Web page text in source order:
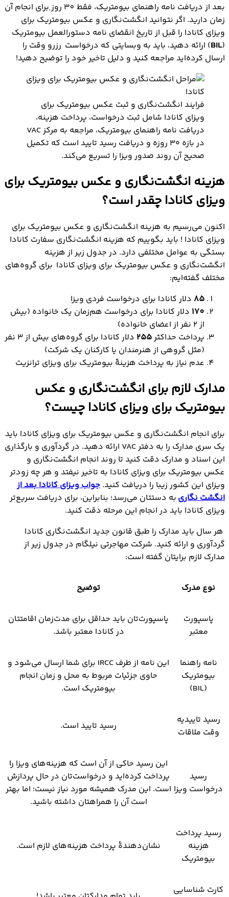
بعد از دریافت نامه راهنمای بیومتریک، فقط 30
روزبرای انجام آن
زمان دارید. اگر نتوانید انگشت‌نگاری و عکس بیومتریک برای
ویزای کانادا را قبل از تاریخ انقضای نامه دستورالعمل بیومتریک
(
BIL) ارائه دهید، باید به وبسایتی که درخواست‌ رزرو وقت را
ارسال کرده‌اید مراجعه کنید و دلیل تاخیر خود را توضیح دهید!
فرایند انگشت‌نگاری و ثبت عکس بیومتریک برای
ویزای کانادا شامل ثبت درخواست، پرداخت هزینه،
دریافت نامه راهنمای بیومتریک، مراجعه به مرکز VAC
در بازه ۳۰ روزه و دریافت رسید تایید است که تکمیل
صحیح آن روند صدور ویزا را تسریع می‌کند.
هزینه انگشت‌نگاری و عکس بیومتریک برای
ویزای کانادا چقدر است؟
اکنون می‌رسیم به هزینه انگشت‌نگاری و عکس بیومتریک برای
ویزای کانادا ! باید بگوییم که هزینه انگشت‌نگاری سفارت کانادا
بستگی به عوامل مختلفی دارد. در جدول زیر از هزینه
انگشت‌نگاري و عکس بيومتريک برای ويزاي کانادا برای‌ گروه‌های
مختلف گفته‌ایم:
85 دلار کانادا برای درخواست فردی ویزا
170 دلار کانادا برای درخواست هم‌زمان یک خانواده (بیش
از 2 نفر از اعضای خانواده)
پرداخت حداکثر255
دلار کانادا برای گروه‌های بیش از 3 نفر
(مثل گروهی از هنرمندان یا کارکنان یک شرکت)
عدم نیاز به پرداخت هزینۀ بیومتریک برای ویزای ترانزیت
مدارک لازم برای انگشت‌نگاری و عکس
بیومتریک برای ویزای کانادا چیست؟
برای انجام انگشت‌نگاری و عکس بیومتریک برای ویزای کانادا باید
یک سری مدارک را به دفتر VAC ارائه دهید. در گردآوری و بارگذاری
این اسناد و مدارک دقت کنید تا روند انجام انگشت‌نگاری و
عکس بیومتریک برای ویزای کانادا به تاخیر نیفتد و هر چه زودتر
ویزای این کشور زیبا را دریافت کنید. جواب ویزای کانادا بعد از
انگشت نگاری به دستتان می‌رسد؛ بنابراین، برای دریافت سریع‌تر
ویزای کانادا باید در انجام این مرحله دقت کنید.
هر سال باید مدارک را طبق قانون جدید انگشت‌نگاری کانادا
گردآوری و ارائه کنید. شرکت مهاجرتی نیلگام در جدول زیر از
مدارک لازم برایتان گفته است:
نوع مدرک توضیح
پاسپورت
معتبر
پاسپورت‌تان باید حداقل برای مدت‌زمان اقامتتان
در کانادا معتبر باشد.
نامه راهنما
بیومتریک
(BIL)
این نامه از طرف IRCC برای شما ارسال می‌شود و
حاوی جزئیات مربوط به محل و زمان انجام
بیومتریک است.
رسید تاییدیه
وقت ملاقات
رسید تایید است.
رسید
درخواست ویزا
این رسید حاکی از آن است که هزینه‌های ویزا را
پرداخت کرده‌اید و درخواست‌تان در حال پردازش
است. این مدرک همیشه مورد نیاز نیست؛ اما بهتر
است آن را همراهتان داشته باشید.
رسید پرداخت
هزینه
بیومتریک
نشان‌دهندۀ پرداخت هزینه‌های لازم است.
کارت شناسایی